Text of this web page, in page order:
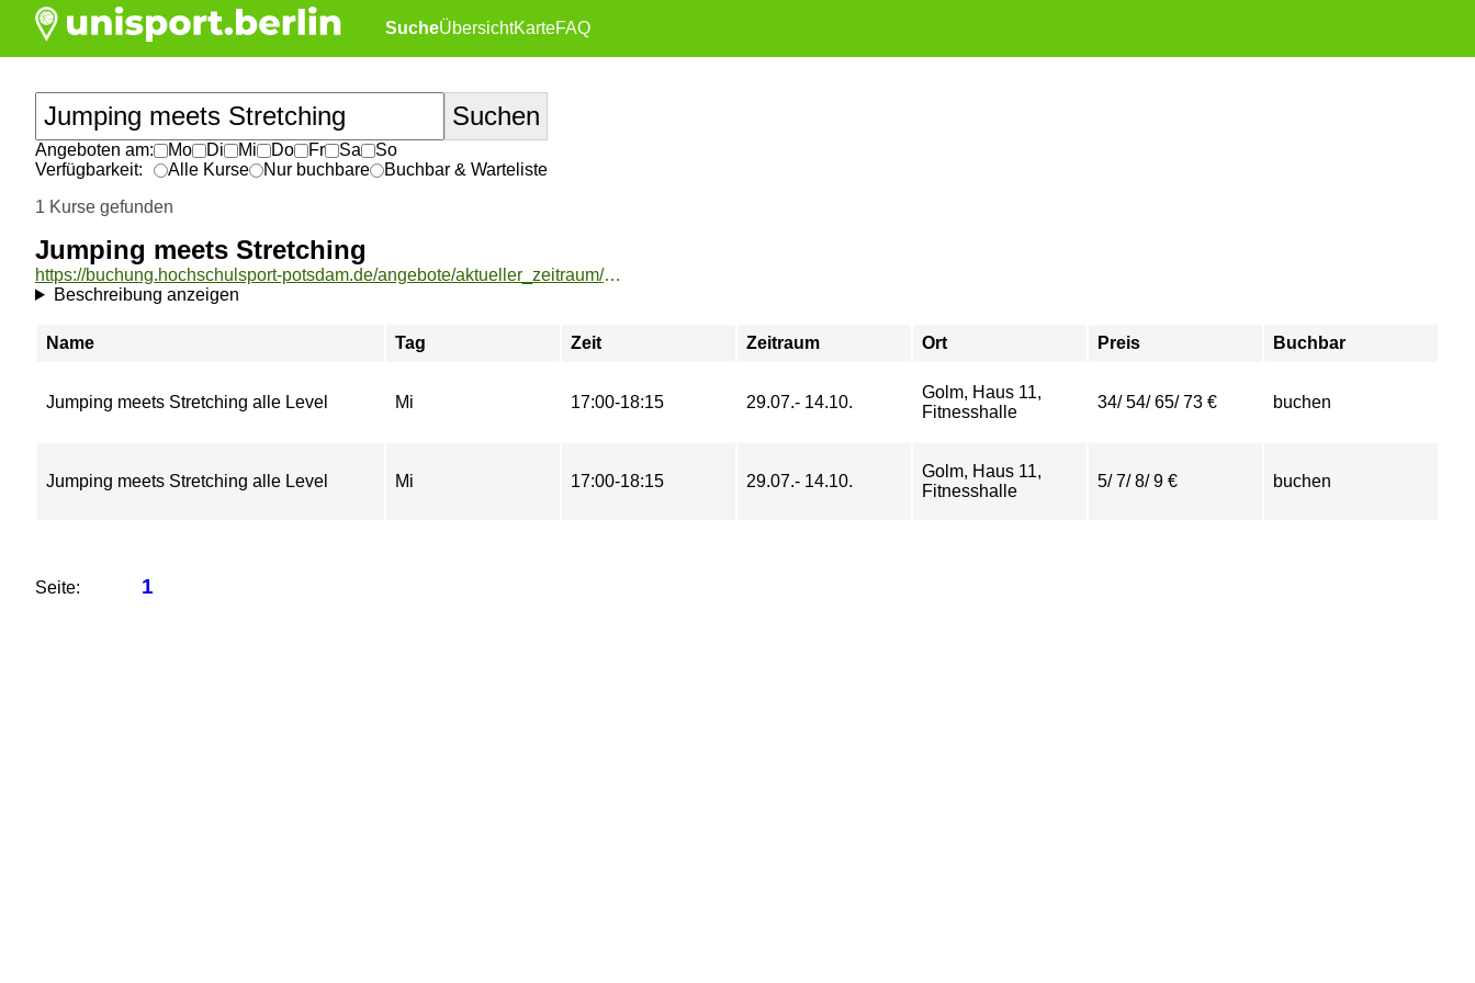
SucheÜbersichtKarteFAQ
Angeboten am: Mo Di Mi Do Fr Sa
So
Verfügbarkeit:
Alle Kurse Nur buchbare
Buchbar & Warteliste
1 Kurse gefunden
Jumping meets Stretching
https://buchung.hochschulsport-potsdam.de/angebote/aktueller_zeitraum/_Jumping_meets_Stretching.html
Beschreibung anzeigen
Name Tag Zeit Zeitraum Ort Preis Buchbar
Jumping meets Stretching alle Level Mi 17:00-18:15 29.07.- 14.10.
Golm, Haus 11,
Fitnesshalle
34/ 54/ 65/ 73 € buchen
Jumping meets Stretching alle Level Mi 17:00-18:15 29.07.- 14.10.
Golm, Haus 11,
Fitnesshalle
5/ 7/ 8/ 9 € buchen
Seite: 1